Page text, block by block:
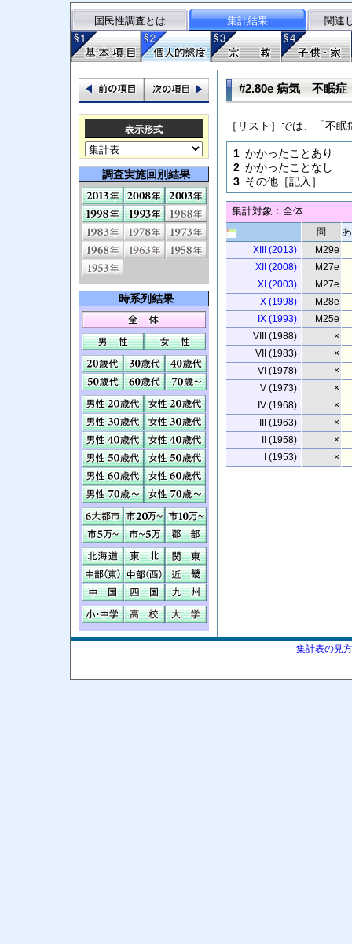
国民性調査とは 集計結果 関連
表示形式
調査実施回別結果
時系列結果
#2.80e 病気 不眠症
［リスト］では、「不
1 かかったことあり
2 かかったことなし
3 その他［記入］
集計対象：全体
問
XIII (2013)
M29e
XII (2008)
M27e
XI (2003)
M27e
X (1998)
M28e
IX (1993)
M25e
VIII (1988)
×
VII (1983)
×
VI (1978)
×
V (1973)
×
IV (1968)
×
III (1963)
×
II (1958)
×
I (1953)
×
集計表の見方